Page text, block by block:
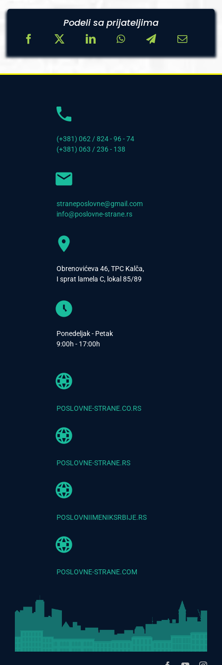
Podeli sa prijateljima
(+381) 062 / 824 - 96 - 74
(+381) 063 / 236 - 138
straneposlovne@gmail.com
info@poslovne-strane.rs
Obrenovićeva 46, TPC Kalča,
I sprat lamela C, lokal 85/89
Ponedeljak - Petak
9:00h - 17:00h
POSLOVNE-STRANE.CO.RS
POSLOVNE-STRANE.RS
POSLOVNIIMENIKSRBIJE.RS
POSLOVNE-STRANE.COM